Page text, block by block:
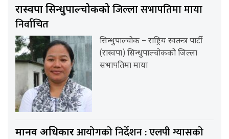
रास्वपा सिन्धुपाल्चोककोजिल्ला सभापतिमा माया
निर्वाचित
सिन्धुपाल्चोक – राष्ट्रिय स्वतन्त्र पार्टी
(रास्वपा) सिन्धुपाल्चोकको जिल्ला
सभापतिमा माया
मानव अधिकारआयोगको निर्देशन : एलपी ग्यासको